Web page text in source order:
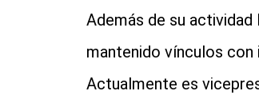
Además de su actividad
mantenido vínculos
Actualmente es